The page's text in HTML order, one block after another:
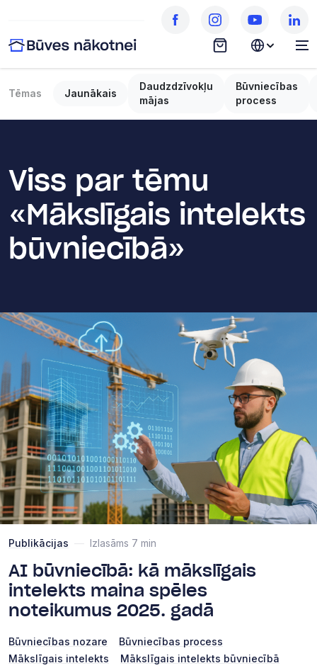
Tēmas Jaunākais
Daudzdzīvokļu
mājas
Būvniecības
process
Viss par tēmu
«Mākslīgais intelekts
būvniecībā»
Publikācijas Izlasāms 7 min
AI būvniecībā: kā mākslīgais
intelekts maina spēles
noteikumus 2025. gadā
Būvniecības nozare
Būvniecības process
Mākslīgais intelekts
Mākslīgais intelekts būvniecībā